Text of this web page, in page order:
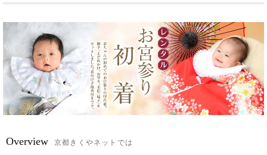
Overview 京都きくやネットでは